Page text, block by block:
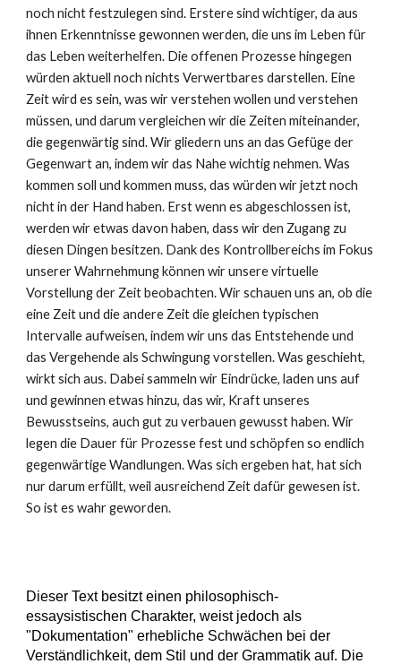
noch nicht festzulegen sind. Erstere sind wichtiger, da aus
ihnen Erkenntnisse gewonnen werden, die uns im Leben für
das Leben weiterhelfen. Die offenen Prozesse hingegen
würden aktuell noch nichts Verwertbares darstellen. Eine
Zeit wird es sein, was wir verstehen wollen und verstehen
müssen, und darum vergleichen wir die Zeiten miteinander,
die gegenwärtig sind. Wir gliedern uns an das Gefüge der
Gegenwart an, indem wir das Nahe wichtig nehmen. Was
kommen soll und kommen muss, das würden wir jetzt noch
nicht in der Hand haben. Erst wenn es abgeschlossen ist,
werden wir etwas davon haben, dass wir den Zugang zu
diesen Dingen besitzen. Dank des Kontrollbereichs im Fokus
unserer Wahrnehmung können wir unsere virtuelle
Vorstellung der Zeit beobachten. Wir schauen uns an, ob die
eine Zeit und die andere Zeit die gleichen typischen
Intervalle aufweisen, indem wir uns das Entstehende und
das Vergehende als Schwingung vorstellen. Was geschieht,
wirkt sich aus. Dabei sammeln wir Eindrücke, laden uns auf
und gewinnen etwas hinzu, das wir, Kraft unseres
Bewusstseins, auch gut zu verbauen gewusst haben. Wir
legen die Dauer für Prozesse fest und schöpfen so endlich
gegenwärtige Wandlungen. Was sich ergeben hat, hat sich
nur darum erfüllt, weil ausreichend Zeit dafür gewesen ist.
So ist es wahr geworden.
Dieser Text besitzt einen philosophisch-
essaysistischen Charakter, weist jedoch als
"Dokumentation" erhebliche Schwächen bei der
Verständlichkeit, dem Stil und der Grammatik auf. Die